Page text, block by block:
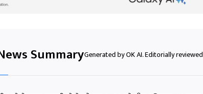
SummaryGenerated by OK AI. Editorially